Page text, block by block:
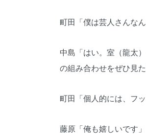
町田「僕は芸人さんなん
中島「はい。室（龍太
の組み合わせをぜひ見た
町田「個人的には、フ
藤原「俺も嬉しいです」